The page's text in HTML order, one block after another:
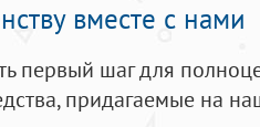
вместе с нами
первый шаг для
придагаемые на